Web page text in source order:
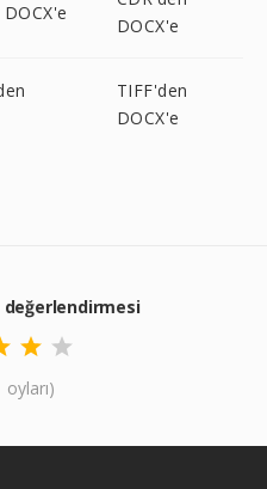
DOCX'e
TIFF'den
DOCX'e
değerlendirmesi
oyları)